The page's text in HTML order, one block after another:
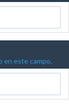
en este campo.